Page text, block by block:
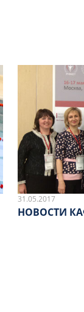
31.05.2017
НОВОСТИ